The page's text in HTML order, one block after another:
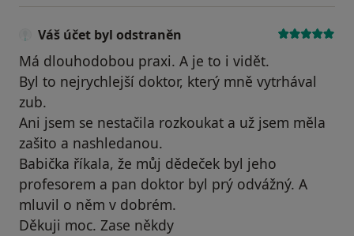
Váš účet byl odstraněn
Má dlouhodobou praxi. A je to i vidět.
Byl to nejrychlejší doktor, který mně vytrhával
zub.
Ani jsem se nestačila rozkoukat a už jsem měla
zašito a nashledanou.
Babička říkala, že můj dědeček byl jeho
profesorem a pan doktor byl prý odvážný. A
mluvil o něm v dobrém.
Děkuji moc. Zase někdy